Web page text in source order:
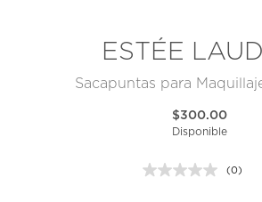
ESTÉE
Sacapuntas para
$300.00
Disponible
Sin
(0)